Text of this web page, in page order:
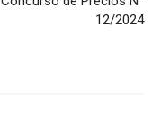
12/2024